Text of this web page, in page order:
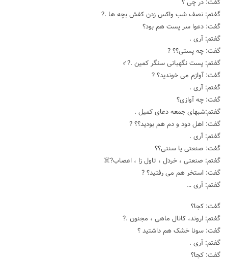
گفت: در چی ؟
گفتم: نصف شب واکس زدن کفش بچه ها .?
گفت: دعوا سر پست هم بود؟
گفتم: آری .
گفت: چه پستی؟؟ ?
گفتم: پست نگهبانی سنگر کمین .?‍♂️
گفت: آوازم می خوندید؟ ?
گفتم: آری .
گفت: چه آوازی؟
گفتم:شبهای جمعه دعای کمیل .
گفت: اهل دود و دم هم بودید؟؟ ?
گفتم: آری .
گفت: صنعتی یا سنتی؟؟
گفتم: صنعتی ، خردل ، تاول زا ، اعصاب?☠️
گفت: استخر هم می رفتید؟ ?
گفتم: آری …
گفت: کجا؟
گفتم: اروند، کانال ماهی ، مجنون .?
گفت: سونا خشک هم داشتید ؟
گفتم: آری .
گفت: کجا؟